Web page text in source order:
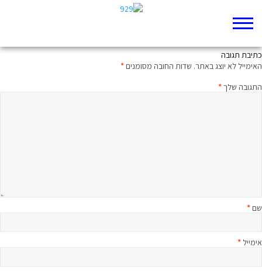
כתיבת תגובה
האימייל לא יוצג באתר. שדות החובה מסומנים*
התגובה שלך*
שם*
אימייל *